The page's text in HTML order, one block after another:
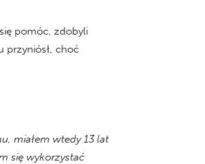
pomóc, zdobyli
przyniósł, choć
miałem wtedy 13 lat
się wykorzystać